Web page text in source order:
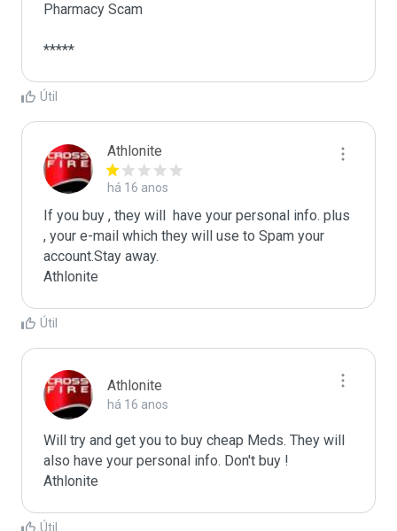
Pharmacy Scam
*****
Útil
Athlonite
há 16 anos
If you buy , they will  have your personal info. plus
, your e-mail which they will use to Spam your
account.Stay away.
Athlonite
Útil
Athlonite
há 16 anos
Will try and get you to buy cheap Meds. They will
also have your personal info. Don't buy !
Athlonite
Útil